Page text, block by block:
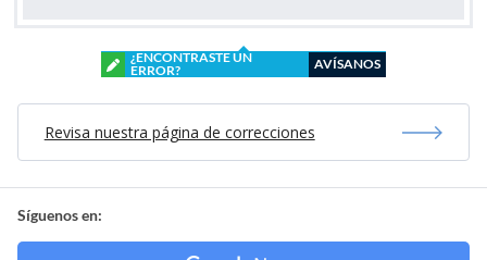
¿ENCONTRASTE UN
ERROR?
AVÍSANOS
Revisa nuestra página de correcciones
Síguenos en: